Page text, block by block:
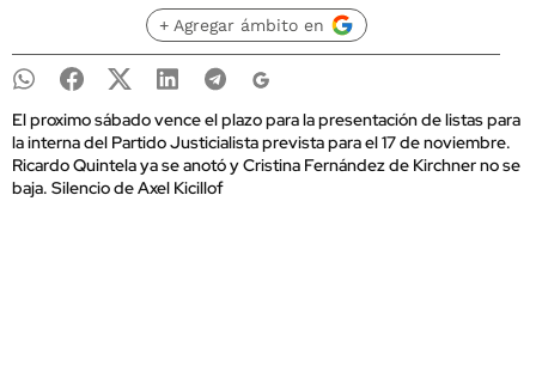
+ Agregar ámbito en
El proximo sábado vence el plazo para la presentación de listas para
la interna del Partido Justicialista prevista para el 17 de noviembre.
Ricardo Quintela ya se anotó y Cristina Fernández de Kirchner no se
baja. Silencio de Axel Kicillof